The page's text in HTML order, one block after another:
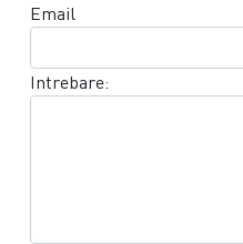
Email
Intrebare: